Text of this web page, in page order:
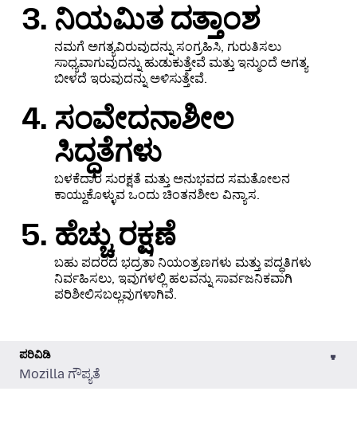
ನಿಯಮಿತ ದತ್ತಾಂಶ
ನಮಗೆ ಅಗತ್ಯವಿರುವುದನ್ನು ಸಂಗ್ರಹಿಸಿ, ಗುರುತಿಸಲು
ಸಾಧ್ಯವಾಗುವುದನ್ನು ಹುಡುಕುತ್ತೇವೆ ಮತ್ತು ಇನ್ಮುಂದೆ ಅಗತ್ಯ
ಬೀಳದೆ ಇರುವುದನ್ನು ಅಳಿಸುತ್ತೇವೆ.
ಸಂವೇದನಾಶೀಲ
ಸಿದ್ಧತೆಗಳು
ಬಳಕೆದಾರ ಸುರಕ್ಷತೆ ಮತ್ತು ಅನುಭವದ ಸಮತೋಲನ
ಕಾಯ್ದುಕೊಳ್ಳುವ ಒಂದು ಚಿಂತನಶೀಲ ವಿನ್ಯಾಸ.
ಹೆಚ್ಚು ರಕ್ಷಣೆ
ಬಹು ಪದರದ ಭದ್ರತಾ ನಿಯಂತ್ರಣಗಳು ಮತ್ತು ಪದ್ಧತಿಗಳು
ನಿರ್ವಹಿಸಲು, ಇವುಗಳಲ್ಲಿ ಹಲವನ್ನು ಸಾರ್ವಜನಿಕವಾಗಿ
ಪರಿಶೀಲಿಸಬಲ್ಲವುಗಳಾಗಿವೆ.
ಪರಿವಿಡಿ
Mozilla ಗೌಪ್ಯತೆ